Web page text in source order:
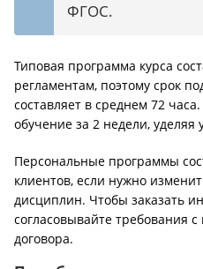
ФГОС.
Типовая программа курса
регламентам, поэтому срок
составляет в среднем 72
обучение за 2 недели, уделяя
Персональные программы
клиентов, если нужно
дисциплин. Чтобы заказать
согласовывайте требования
договора.